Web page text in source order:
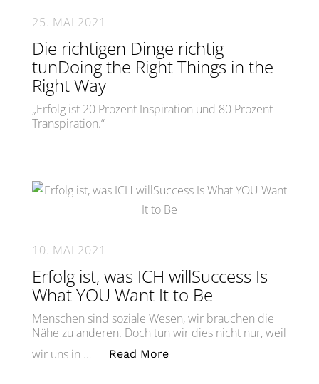
25. MAI 2021
Die richtigen Dinge richtig
tunDoing the Right Things in the
Right Way
„Erfolg ist 20 Prozent Inspiration und 80 Prozent
Transpiration.“
10. MAI 2021
Erfolg ist, was ICH willSuccess Is
What YOU Want It to Be
Menschen sind soziale Wesen, wir brauchen die
Nähe zu anderen. Doch tun wir dies nicht nur, weil
wir uns in …
Read More„Erfolg ist, was ICH